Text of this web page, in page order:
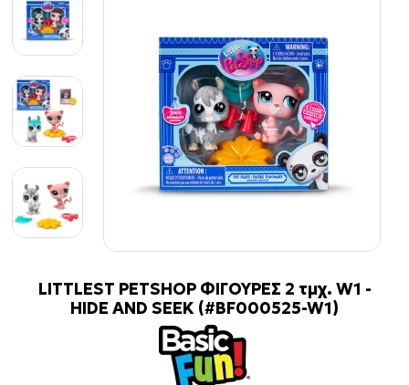
LITTLEST PETSHOP ΦΙΓΟΥΡΕΣ 2 τμχ. W1 -
HIDE AND SEEK (#BF000525-W1)